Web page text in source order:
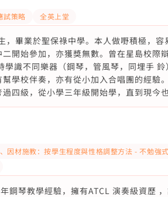
試策略 全英上堂
，畢業於聖保祿中學。本人做嘢積極，
開始參加，亦獲獎無數。曾在星島校際
學識不同樂器（鋼琴，管風琴，同埋手
學校伴奏，亦有從小加入合唱團的經驗
四級，從小學三年級開始學，直到現今
因材施教：按學生程度與性格調整方法 - 不勉
鋼琴教學經驗，擁有ATCL 演奏級資歷